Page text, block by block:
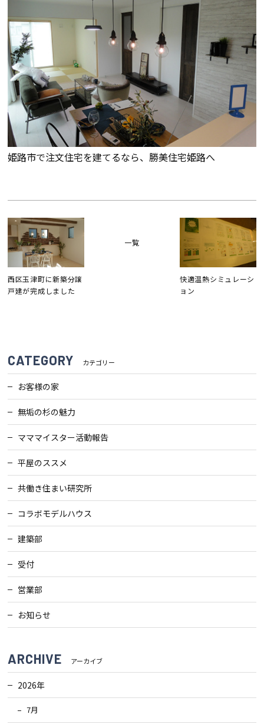
姫路市で注文住宅を建てるなら、勝美住宅姫路へ
西区玉津町に新築分譲
戸建が完成しました
一覧
快適温熱シミュレーシ
ョン
CATEGORY カテゴリー
お客様の家
無垢の杉の魅力
マママイスター活動報告
平屋のススメ
共働き住まい研究所
コラボモデルハウス
建築部
受付
営業部
お知らせ
ARCHIVE アーカイブ
2026年
7月